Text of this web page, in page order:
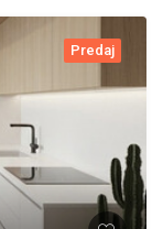
Predaj